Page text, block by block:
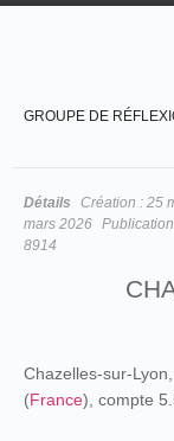
GROUPE DE
Détails Création : 25
mars 2026
8914
Chazelles-sur-
(France), compte